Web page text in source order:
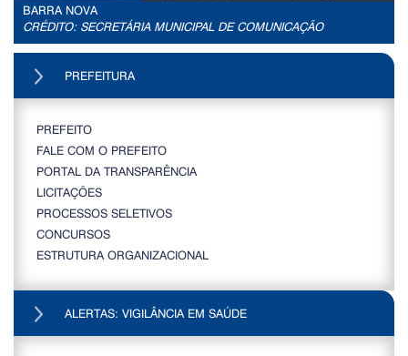
BARRA NOVA
CRÉDITO: SECRETÁRIA MUNICIPAL DE COMUNICAÇÃO
PREFEITURA
PREFEITO
FALE COM O PREFEITO
PORTAL DA TRANSPARÊNCIA
LICITAÇÕES
PROCESSOS SELETIVOS
CONCURSOS
ESTRUTURA ORGANIZACIONAL
ALERTAS: VIGILÂNCIA EM SAÚDE